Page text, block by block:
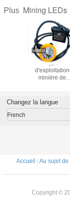
Plus Mining LEDs
25000Lux LED
lampes minières
rechargeables
IP68 casque
lumières mineurs
casquette lampe
Changez la langue
French
Accueil | Au sujet de
Copyright ©